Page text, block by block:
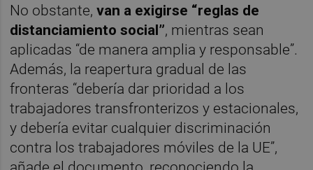
No obstante,van a exigirse “reglas de
distanciamiento social”, mientras sean
aplicadas “de manera amplia y responsable”.
Además, la reapertura gradual de las
fronteras “debería dar prioridad a los
trabajadores transfronterizos y estacionales,
y debería evitar cualquier discriminación
contra los trabajadores móviles de la UE”,